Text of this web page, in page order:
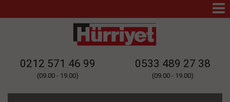
0212 571 46 99
(09.00 - 19.00)
0533 489 27 38
(09.00 - 19.00)